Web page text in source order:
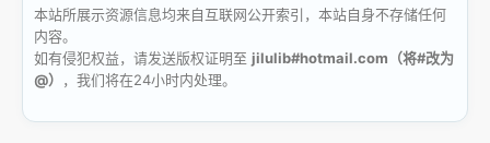
本站所展示资源信息均来自互联网公开索引，本站自身不存储任何
内容。
如有侵犯权益，请发送版权证明至 jilulib#hotmail.com（将#改为
@）
，我们将在24小时内处理。